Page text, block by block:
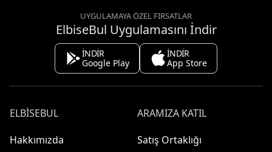
UYGULAMAYA ÖZEL FIRSATLAR
ElbiseBul Uygulamasını İndir
İNDİR
Google Play
İNDİR
App Store
ELBISEBUL
Hakkımızda
ARAMIZA KATIL
Satış Ortaklığı